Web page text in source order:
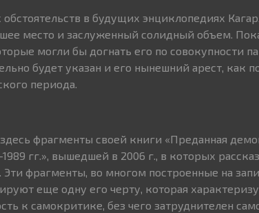
обстоятельств в будущих энциклопедиях
место и заслуженный солидный объем.
могли бы догнать его по совокупности
будет указан и его нынешний арест, как
периода.
фрагменты своей книги «Преданная
гг.», вышедшей в 2006 г., в которых
Эти фрагменты, во многом построенные на
еще одну его черту, которая
к самокритике, без чего затруднителен